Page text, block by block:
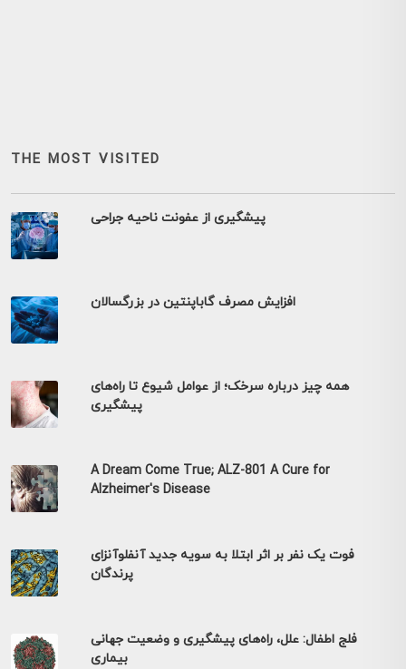
THE MOST VISITED
پیشگیری از عفونت ناحیه جراحی
افزایش مصرف گاباپنتین در بزرگسالان
همه چیز درباره سرخک؛ از عوامل شیوع تا راه‌های
پیشگیری
A Dream Come True; ALZ-801 A Cure for
Alzheimer's Disease
فوت یک نفر بر اثر ابتلا به سویه جدید آنفلوآنزای
پرندگان
فلج اطفال: علل، راه‌های پیشگیری و وضعیت جهانی
بیماری